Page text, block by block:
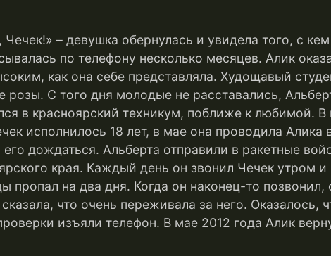
Чечек!» – девушка обернулась и увидела того, с кем
по телефону несколько месяцев. Алик
как она себе представляла. Худощавый
розы. С того дня молодые не расставались,
в красноярский техникум, поближе к любимой. В
исполнилось 18 лет, в мае она проводила Алика
дождаться. Альберта отправили в ракетные
края. Каждый день он звонил Чечек утром и
пропал на два дня. Когда он наконец-то позвонил,
сказала, что очень переживала за него. Оказалось,
изъяли телефон. В мае 2012 года Алик